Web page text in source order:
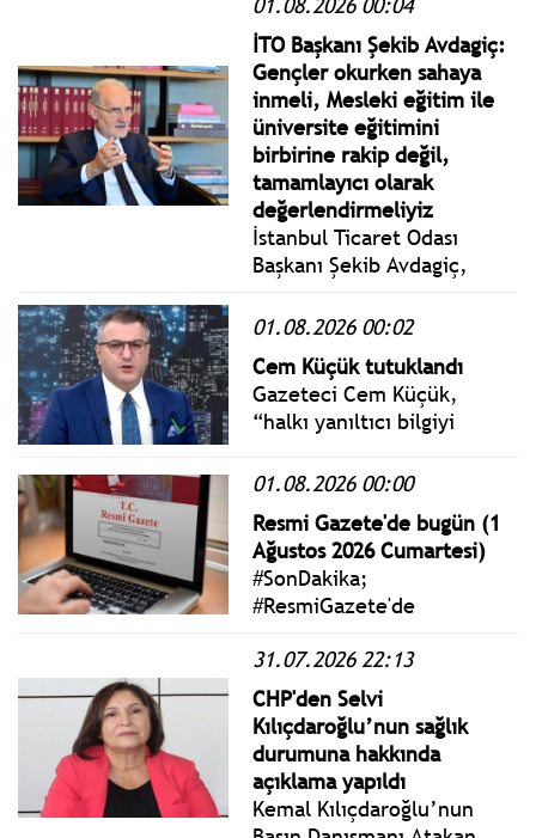
ardından Karacaahmet
Mezarlığı'nda toprağa
verildi.
İTO Başkanı Şekib Avdagiç:
Gençler okurken sahaya
inmeli, Mesleki eğitim ile
üniversite eğitimini
birbirine rakip değil,
tamamlayıcı olarak
değerlendirmeliyiz
İstanbul Ticaret Odası
Başkanı Şekib Avdagiç,
eğitim fırsatları iyi
sahaya inmeli” tavsiyesinde
bulundu.
01.08.2026 00:02
Cem Küçük tutuklandı
Gazeteci Cem Küçük,
“halkı yanıltıcı bilgiyi
suçlamasıyla nöbetçi Sulh
tutuklandı.
01.08.2026 00:00
Resmi Gazete'de bugün (1
Ağustos 2026 Cumartesi)
#SonDakika;
#ResmiGazete'de
Cumartesi yönetmelik,
genelge ve tebliğler
takip edebilirsiniz.
31.07.2026 22:13
CHP'den Selvi
Kılıçdaroğlu’nun sağlık
durumuna hakkında
açıklama yapıldı
Kemal Kılıçdaroğlu’nun